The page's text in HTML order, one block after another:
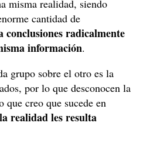
misma realidad, siendo
cantidad de
conclusiones radicalmente
información.
grupo sobre el otro es la
por lo que desconocen la
creo que sucede en
la realidad les resulta